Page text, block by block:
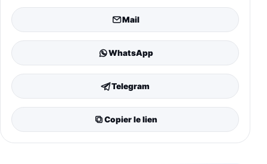
Mail
WhatsApp
Telegram
Copier le lien